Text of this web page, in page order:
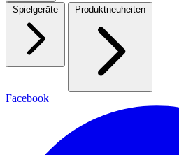
Spielgeräte Produktneuheiten
Facebook